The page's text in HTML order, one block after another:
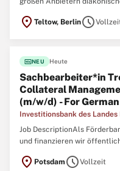
Gesundheitswesen, die
location_on Teltow, Berlinschedule
fiber_newNEU Heute
Sachbearbeiter*in
Collateral
(m/w/d) - For
Investitionsbank des Landes
Job DescriptionAls
und finanzieren wir
den Förderbereichen
Arbeit. xfmxmju Als
location_on Potsdam scheduleVollzeit